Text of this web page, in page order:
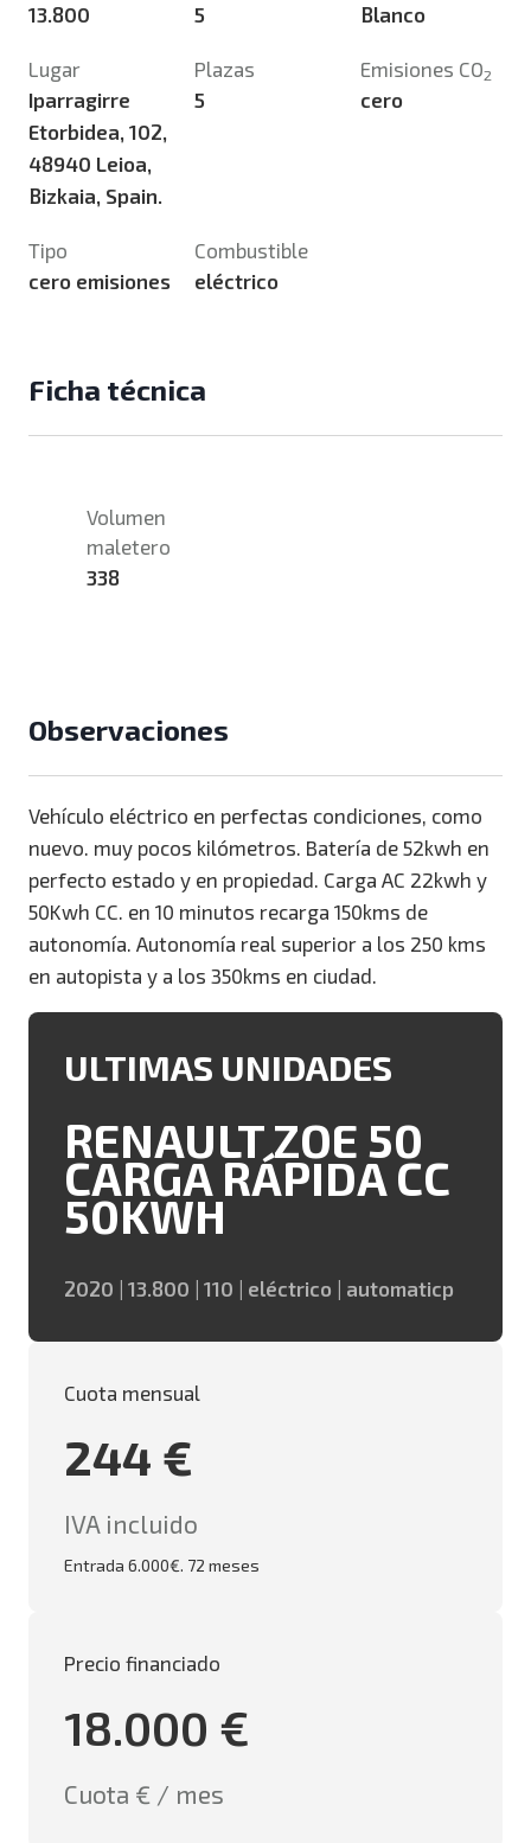
13.800
5
Blanco
Lugar
Iparragirre
Etorbidea, 102,
48940 Leioa,
Bizkaia, Spain.
Plazas
5
Emisiones CO2
cero
Tipo
cero emisiones
Combustible
eléctrico
Ficha técnica
Volumen
maletero
338
Observaciones
Vehículo eléctrico en perfectas condiciones, como
nuevo. muy pocos kilómetros. Batería de 52kwh en
perfecto estado y en propiedad. Carga AC 22kwh y
50Kwh CC. en 10 minutos recarga 150kms de
autonomía. Autonomía real superior a los 250 kms
en autopista y a los 350kms en ciudad.
ULTIMAS UNIDADES
RENAULT ZOE 50
CARGA RÁPIDA CC
50KWH
2020 | 13.800 | 110 | eléctrico | automaticp
Cuota mensual
244 €
IVA incluido
Entrada 6.000€. 72 meses
Precio financiado
18.000 €
Cuota € / mes